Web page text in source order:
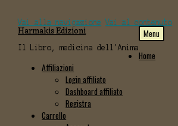
Vai alla navigazione Vai al contenuto
Harmakis Edizioni
Il Libro, medicina dell'Anima
Menu
Home
Affiliazioni
Login affiliato
Dashboard affiliato
Registra
Carrello